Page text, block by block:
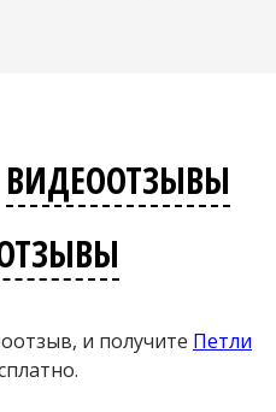
ВИДЕООТЗЫВЫ
и получите Петли